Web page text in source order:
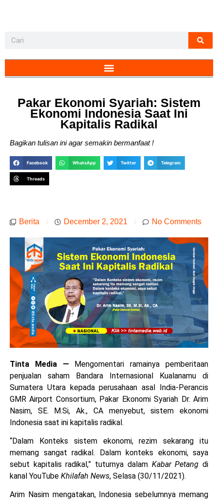
Pakar Ekonomi Syariah: Sistem
Ekonomi Indonesia Saat Ini
Kapitalis Radikal
Bagikan tulisan ini agar semakin bermanfaat !
Facebook WhatsApp Twitter Telegram
Threads
Berita December 2, 2021 No Comments
Tinta Media— Mengomentari ramainya pemberitaan
penjualan saham Bandara Internasional Kualanamu di
Sumatera Utara kepada perusahaan asal India-Perancis
GMR Airport Consortium, Pakar Ekonomi Syariah Dr. Arim
Nasim, SE. M.Si, Ak., CA menyebut, sistem ekonomi
Indonesia saat ini kapitalis radikal.
“Dalam Konteks sistem ekonomi, rezim sekarang itu
memang sangat radikal. Dalam konteks ekonomi, saya
sebut kapitalis radikal,” tuturnya dalam Kabar Petangdi
kanal YouTube Khilafah News, Selasa (30/11/2021).
Arim Nasim mengatakan, Indonesia sebelumnya memang